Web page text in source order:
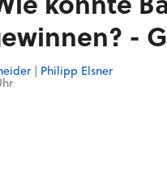
-
| Philipp Elsner